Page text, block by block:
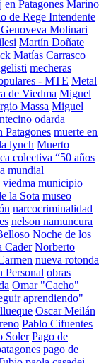
Patagones Marino
de Rege Intendente
Molinari
Martín Doñate
Matías Carrasco
mecheras
- MTE Metal
de Viedma Miguel
Massa Miguel
odarda
Patagones muerte en
lynch Muerto
colectiva “50 años
mundial
municipio
la Sota museo
narcocriminalidad
nelson namuncura
Noche de los
Cader Norberto
nueva rotonda
Personal obras
Omar "Cacho"
aprendiendo"
Oscar Meilán
Pablo Cifuentes
Soler Pago de
pago de